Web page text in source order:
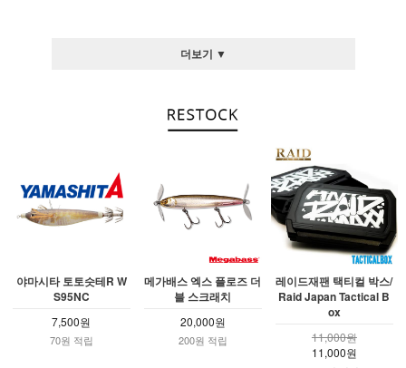
더보기 ▼
야마시타 토토슷테R W
S95NC
7,500원
70원 적립
메가배스 엑스 플로즈 더
블 스크래치
20,000원
200원 적립
레이드재팬 택티컬 박스/
Raid Japan Tactical B
ox
11,000원
11,000원